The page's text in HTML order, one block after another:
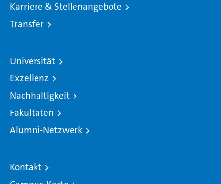
Karriere & Stellenangebote
Transfer
Universität
Exzellenz
Nachhaltigkeit
Fakultäten
Alumni-Netzwerk
Kontakt